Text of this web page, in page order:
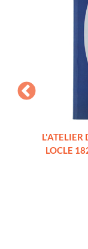
L'ATELIER
LOCLE